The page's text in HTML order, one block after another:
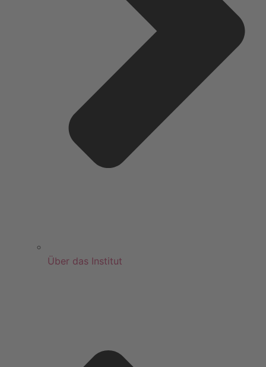
Über das Institut